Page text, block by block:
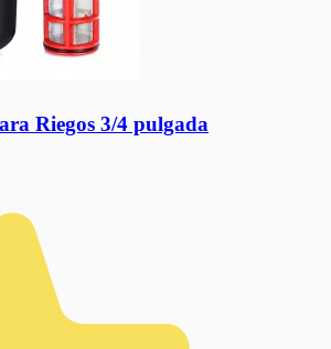
Riegos 3/4 pulgada